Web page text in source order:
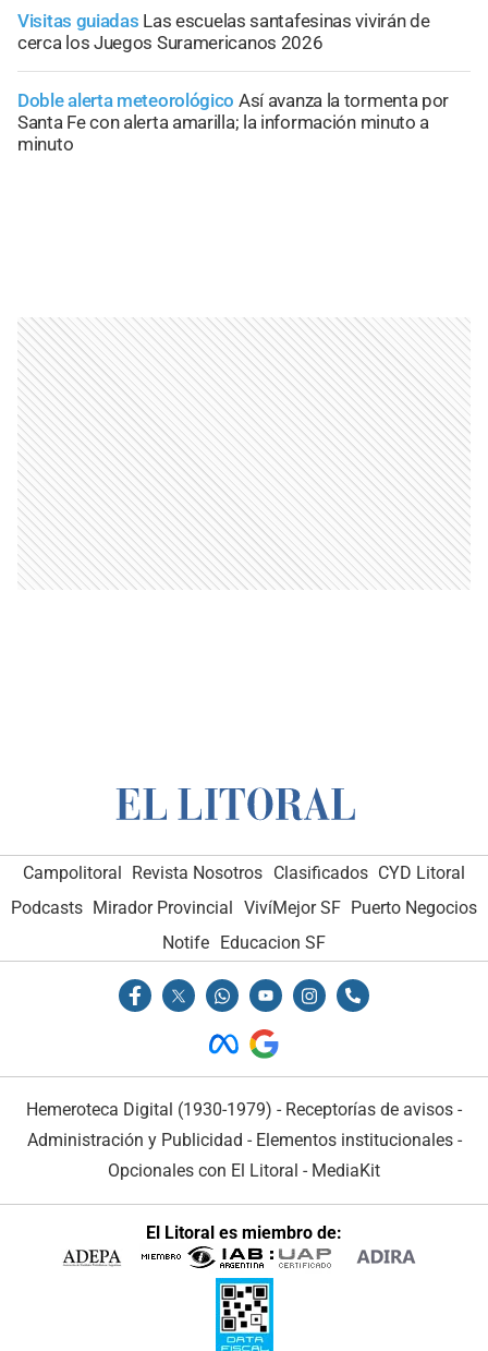
Visitas guiadas Las escuelas santafesinas vivirán de
cerca los Juegos Suramericanos 2026
Doble alerta meteorológico Así avanza la tormenta por
Santa Fe con alerta amarilla; la información minuto a
minuto
Campolitoral Revista Nosotros Clasificados CYD Litoral
Podcasts Mirador Provincial VivíMejor SF Puerto Negocios
Notife Educacion SF
Hemeroteca Digital (1930-1979) - Receptorías de avisos -
Administración y Publicidad - Elementos institucionales-
Opcionales con El Litoral - MediaKit
El Litoral es miembro de: